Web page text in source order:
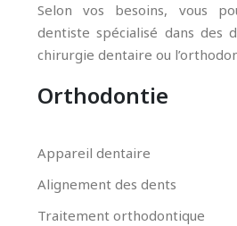
Selon vos besoins, vous
dentiste spécialisé dans des
chirurgie dentaire ou
Orthodontie
Appareil dentaire
Alignement des dents
Traitement orthodontique